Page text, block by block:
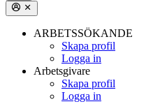
ARBETSSÖKANDE
Skapa profil
Logga in
Arbetsgivare
Skapa profil
Logga in